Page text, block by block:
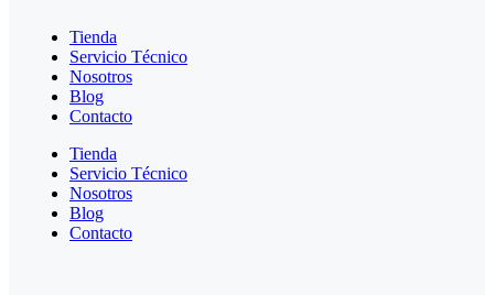
Tienda
Servicio Técnico
Nosotros
Blog
Contacto
Tienda
Servicio Técnico
Nosotros
Blog
Contacto